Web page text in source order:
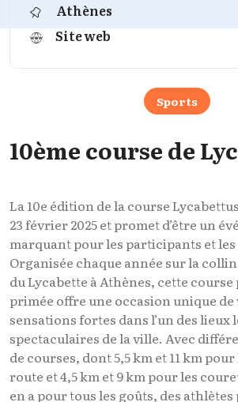
Athènes
Site web
Sports
10ème course de
La 10e édition de la course
23 février 2025 et promet d’être un
marquant pour les participants et
Organisée chaque année sur la
du Lycabette à Athènes, cette
primée offre une occasion unique de
sensations fortes dans l’un des lieux
spectaculaires de la ville. Avec
de courses, dont 5,5 km et 11 km
route et 4,5 km et 9 km pour les
en a pour tous les goûts, des